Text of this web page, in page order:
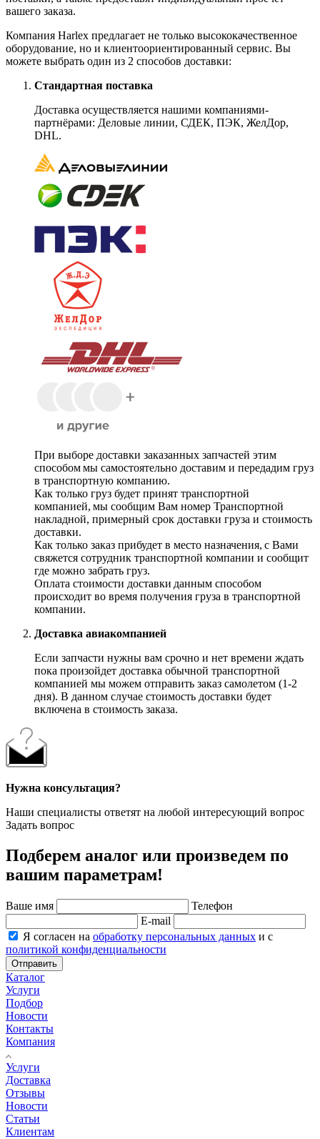
вашего заказа.
Компания Harlex предлагает не только высококачественное
оборудование, но и клиентоориентированный сервис. Вы
можете выбрать один из 2 способов доставки:
Стандартная поставка
Доставка осуществляется нашими компаниями-
партнёрами: Деловые линии, СДЕК, ПЭК, ЖелДор,
DHL.
При выборе доставки заказанных запчастей этим
способом мы самостоятельно доставим и передадим груз
в транспортную компанию.
Как только груз будет принят транспортной
компанией, мы сообщим Вам номер Транспортной
накладной, примерный срок доставки груза и стоимость
доставки.
Как только заказ прибудет в место назначения, с Вами
свяжется сотрудник транспортной компании и сообщит
где можно забрать груз.
Оплата стоимости доставки данным способом
происходит во время получения груза в транспортной
компании.
Доставка авиакомпанией
Если запчасти нужны вам срочно и нет времени ждать
пока произойдет доставка обычной транспортной
компанией мы можем отправить заказ самолетом (1-2
дня). В данном случае стоимость доставки будет
включена в стоимость заказа.
Нужна консультация?
Наши специалисты ответят на любой интересующий вопрос
Задать вопрос
Подберем аналог или произведем по
вашим параметрам!
Ваше имя
Телефон
E-mail
Я согласен на обработку персональных данных и с
политикой конфиденциальности
Отправить
Каталог
Услуги
Подбор
Новости
Контакты
Компания
Услуги
Доставка
Отзывы
Новости
Статьи
Клиентам